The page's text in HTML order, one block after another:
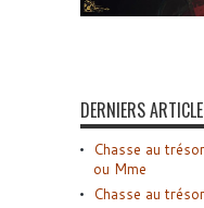
DERNIERS
Chasse au
ou Mme
Chasse au